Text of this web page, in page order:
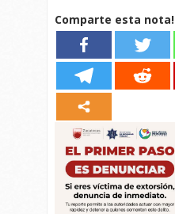
Comparte esta nota!